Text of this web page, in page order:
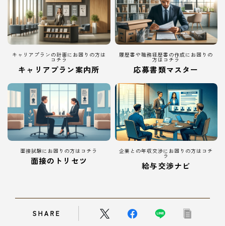
キャリアプランの計画にお困りの方は
コチラ
キャリアプラン案内所
履歴書や職務経歴書の作成にお困りの
方はコチラ
応募書類マスター
面接試験にお困りの方はコチラ
面接のトリセツ
企業との年収交渉にお困りの方はコチ
ラ
給与交渉ナビ
SHARE